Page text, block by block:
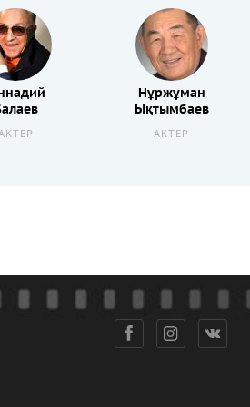
Нұржұман
Ықтымбаев
АКТЕР